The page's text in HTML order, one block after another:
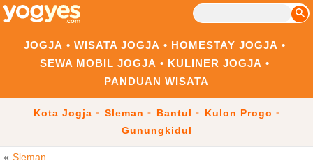
JOGJA WISATA JOGJA
HOMESTAY JOGJA
SEWA MOBIL JOGJA
KULINER JOGJA
PANDUAN WISATA
Kota Jogja Sleman Bantul
Kulon Progo
Gunungkidul
Sleman